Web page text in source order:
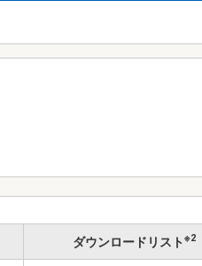
ダウンロードリスト ※2